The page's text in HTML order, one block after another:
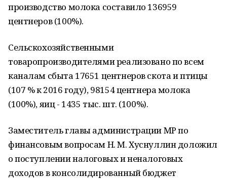
производство молока составило 136959
центнеров (100%).
Сельскохозяйственными
товаропроизводителями реализовано по всем
каналам сбыта 17651 центнеров скота и птицы
(107 % к 2016 году), 98154 центнера молока
(100%), яиц - 1435 тыс. шт. (100%).
Заместитель главы администрации МР по
финансовым вопросам Н. М. Хуснуллин доложил
о поступлении налоговых и неналоговых
доходов в консолидированный бюджет